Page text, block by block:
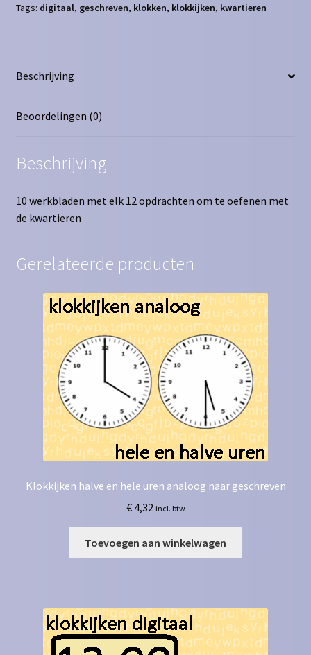
aantal
Tags: digitaal, geschreven, klokken, klokkijken, kwartieren
Beschrijving
Beoordelingen (0)
Beschrijving
10 werkbladen met elk 12 opdrachten om te oefenen met
de kwartieren
Gerelateerde producten
Klokkijken halve en hele uren analoog naar geschreven
€4,32 incl. btw
Toevoegen aan winkelwagen